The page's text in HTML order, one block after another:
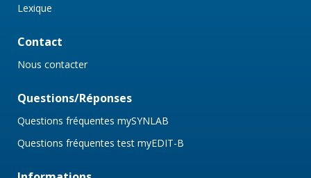
Lexique
Contact
Nous contacter
Questions/Réponses
Questions fréquentes mySYNLAB
Questions fréquentes test myEDIT-B